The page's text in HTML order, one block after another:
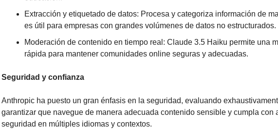
Extracción y etiquetado de datos: Procesa y categoriza información de
es útil para empresas con grandes volúmenes de datos no estructurados.
Moderación de contenido en tiempo real: Claude 3.5 Haiku permite una
rápida para mantener comunidades online seguras y adecuadas.
Seguridad y confianza
Anthropic ha puesto un gran énfasis en la seguridad, evaluando
garantizar que navegue de manera adecuada contenido sensible y cumpla con
seguridad en múltiples idiomas y contextos.